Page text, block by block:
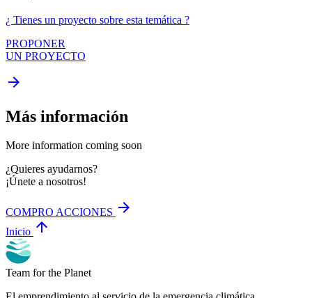
¿ Tienes un proyecto sobre esta temática ?
PROPONER
UN PROYECTO
arrow_forward
Más información
More information coming soon
¿Quieres ayudarnos?
¡Únete a nosotros!
COMPRO ACCIONES arrow_forward
Inicio arrow_upward
Team for the Planet